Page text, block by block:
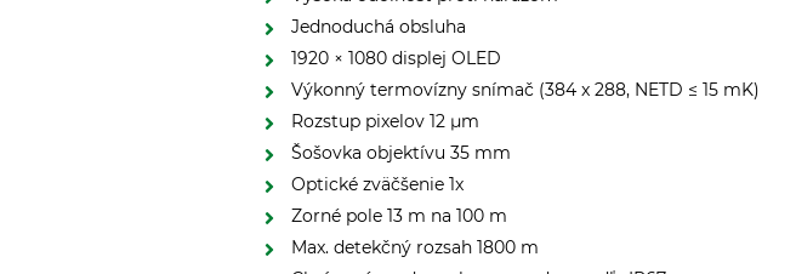
Jednoduchá obsluha
1920 × 1080 displej OLED
Výkonný termovízny snímač (384 x 288, NETD ≤ 15 mK)
Rozstup pixelov 12 μm
Šošovka objektívu 35 mm
Optické zväčšenie 1x
Zorné pole 13 m na 100 m
Max. detekčný rozsah 1800 m